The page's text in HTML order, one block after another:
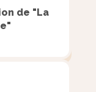
favorable au
de "La